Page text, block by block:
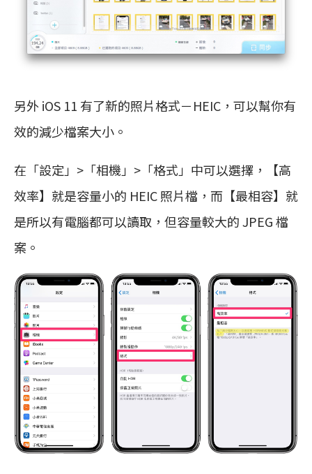
另外 iOS 11 有了新的照片格式－HEIC，可以幫你有
效的減少檔案大小。
在「設定」>「相機」>「格式」中可以選擇，【高
效率】就是容量小的 HEIC 照片檔，而【最相容】就
是所以有電腦都可以讀取，但容量較大的 JPEG 檔
案。